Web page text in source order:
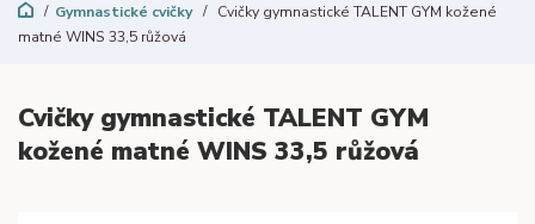
Gymnastické cvičky
Cvičky gymnastické TALENT GYM kožené
matné WINS 33,5 růžová
Cvičky gymnastické TALENT GYM
kožené matné WINS 33,5 růžová